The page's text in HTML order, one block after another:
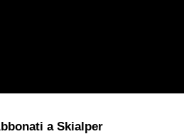
a Skialper